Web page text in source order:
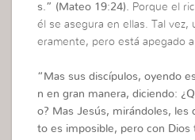
s.” (Mateo 19:24).
Porque el
él se asegura en ellas. Tal vez,
eramente, pero está apegado a
“ Mas sus discípulos, oyendo
n en gran manera, diciendo:
o? Mas Jesús, mirándoles, les
to es imposible, pero con Dios